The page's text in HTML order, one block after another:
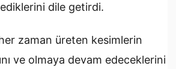
dile getirdi.
zaman üreten kesimlerin
ve olmaya devam edeceklerini